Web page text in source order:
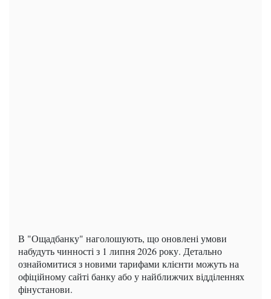
В "Ощадбанку" наголошують, що оновлені умови
набудуть чинності з 1 липня 2026 року. Детально
ознайомитися з новими тарифами клієнти можуть на
офіційному сайті банку або у найближчих відділеннях
фінустанови.